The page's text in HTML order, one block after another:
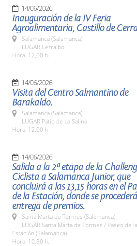
14/06/2026
Inauguración de la IV Feria
Agroalimentaria, Castillo de
Salamanca (Salamanca)
LUGAR Cerralbo
Hora: 12,00 h.
14/06/2026
Visita del Centro Salmantino de
Barakaldo.
Salamanca (Salamanca)
LUGAR Patio de La Salina
Hora: 12,00 h
14/06/2026
Salida a la 2ª etapa de la
Ciclista a Salamanca Junior, que
concluirá a las 13,15 horas en el
de la Estación, donde se
entrega de premios.
Santa Marta de Tormes (Salamanca)
LUGAR Santa Marta de Tormes / Paseo de la
Estación (Salamanca)
Hora: 10,50 h.